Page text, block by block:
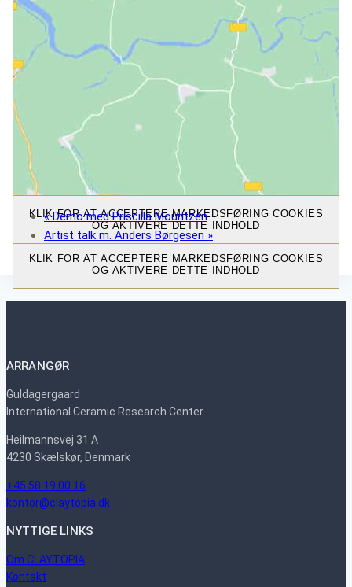
KLIK FOR AT ACCEPTERE MARKEDSFØRING COOKIES
OG AKTIVERE DETTE INDHOLD
KLIK FOR AT ACCEPTERE MARKEDSFØRING COOKIES
OG AKTIVERE DETTE INDHOLD
«Demo med Priscilla Mouritzen
Artist talk m. Anders Børgesen »
ARRANGØR
Guldagergaard
International Ceramic Research Center
Heilmannsvej 31 A
4230 Skælskør, Denmark
+45 58 19 00 16
kontor@claytopia.dk
NYTTIGE LINKS
Om CLAYTOPIA
Kontakt